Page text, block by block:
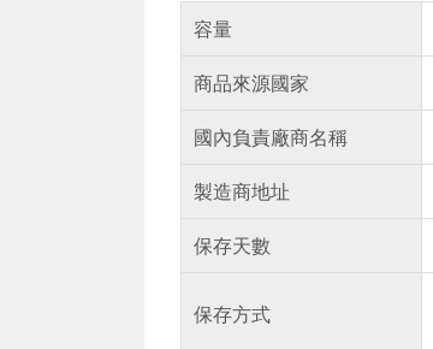
容量
商品來源國家
國內負責廠商名稱
製造商地址
保存天數
保存方式